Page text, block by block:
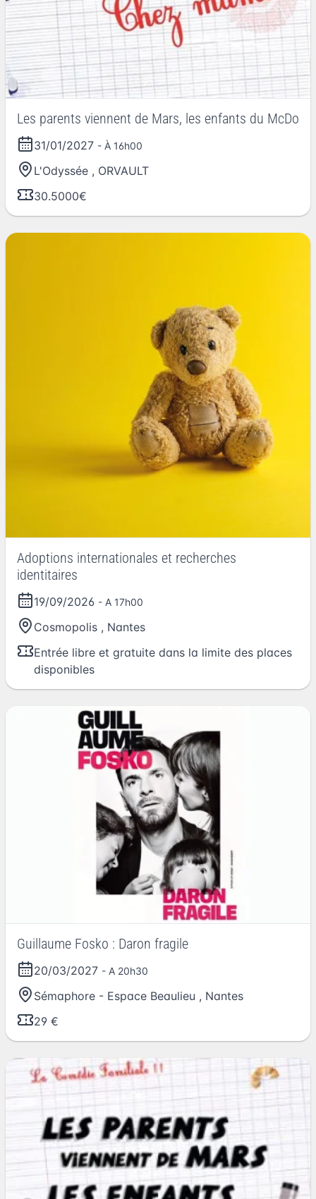
Les parents viennent de Mars, les enfants du McDo
31/01/2027 - À 16h00
L'Odyssée , ORVAULT
30.5000€
Adoptions internationales et recherches
identitaires
19/09/2026 - A 17h00
Cosmopolis , Nantes
Entrée libre et gratuite dans la limite des places
disponibles
Guillaume Fosko : Daron fragile
20/03/2027 - A 20h30
Sémaphore - Espace Beaulieu , Nantes
29 €